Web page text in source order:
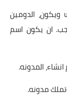
ثم يظهر مربع فارغ ايضاا نكتب فيه عنوان url ويكون، الدومين
ان يكون اسم
المدونه.